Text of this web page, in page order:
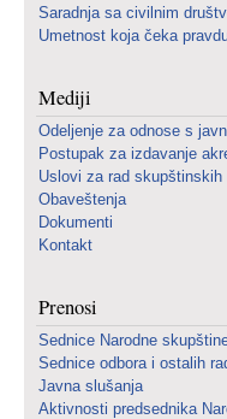
Saradnja sa civilnim
Umetnost koja čeka
Mediji
Odeljenje za odnose s
Postupak za izdavanje
Uslovi za rad
Obaveštenja
Dokumenti
Kontakt
Prenosi
Sednice Narodne
Sednice odbora i ostalih
Javna slušanja
Aktivnosti predsednika